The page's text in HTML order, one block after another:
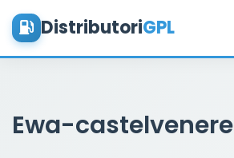
DistributoriGPL
Ewa-castelvenere